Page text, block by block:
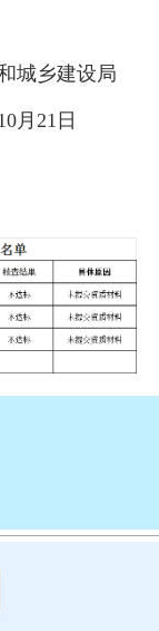
建设局
日